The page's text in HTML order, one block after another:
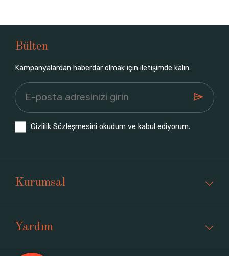
Bülten
Kampanyalardan haberdar olmak için iletişimde kalın.
Gizlilik Sözleşmesini okudum ve kabul ediyorum.
Kurumsal
Yardım